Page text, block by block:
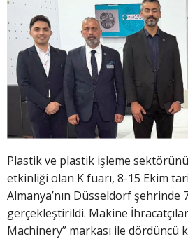
Plastik ve plastik işleme
etkinliği olan K fuarı, 8-15 Ekim
Almanya’nın Düsseldorf şehrinde
gerçekleştirildi. Makine
Machinery” markası ile dördüncü